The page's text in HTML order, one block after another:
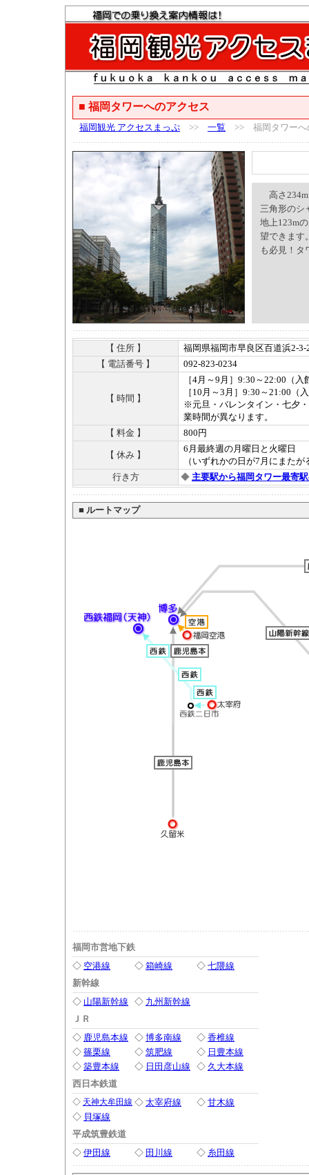
■ 福岡タワーへのアクセス
福岡観光 アクセスまっぷ >> 一覧 >> 福岡タワーへ
高さ234m
三角形のシ
地上123m
望できます
も必見！タ
【 住所 】
福岡県福岡市早良区百道浜2-3-
【 電話番号 】
092-823-0234
【 時間 】
［4月～9月］9:30～22:00（
［10月～3月］9:30～21:00（
※元旦・バレンタイン・七夕
業時間が異なります。
【 料金 】
800円
【 休み 】
6月最終週の月曜日と火曜日
（いずれかの日が7月にまた
行き方
◆ 主要駅から福岡タワー最寄
■ ルートマップ
福岡市営地下鉄
◇ 空港線 ◇ 箱崎線 ◇ 七隈線
新幹線
◇ 山陽新幹線 ◇ 九州新幹線
ＪＲ
◇ 鹿児島本線 ◇ 博多南線 ◇ 香椎線
◇ 篠栗線 ◇ 筑肥線 ◇ 日豊本線
◇ 築豊本線 ◇ 日田彦山線 ◇ 久大本線
西日本鉄道
◇ 天神大牟田線 ◇ 太宰府線 ◇ 甘木線
◇ 貝塚線
平成筑豊鉄道
◇ 伊田線 ◇ 田川線 ◇ 糸田線